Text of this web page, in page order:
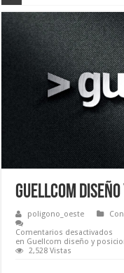
Guellcom
poligono_oeste
Comentarios desactivados
en Guellcom diseño y
2,528 Vistas